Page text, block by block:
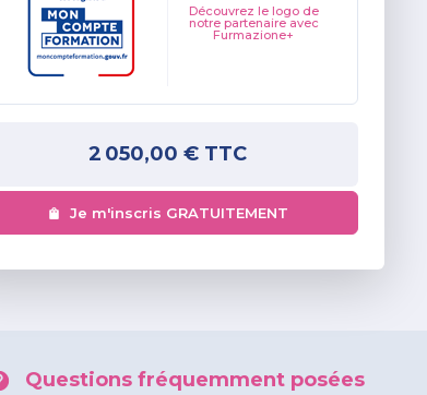
Découvrez le logo de
notre partenaire avec
Furmazione+
2 050,00 € TTC
Je m'inscris GRATUITEMENT
Questions fréquemment posées